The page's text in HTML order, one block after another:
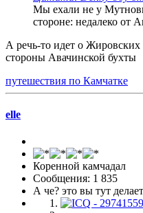
Мы ехали не у
стороне: недалеко от
А речь-то идет о
стороны Авачинской бухты
путешествия по Камчатке
elle
Коренной камчадал
Сообщения: 1 835
А че? это вы тут